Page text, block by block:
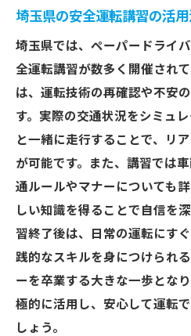
ペーパードライバー
め方
初心者向けのドライ
混雑を避けた練習方
安全に練習できる駐
ー卒業ガイド
ペーパードライバー
テップガイド
埼玉県での実践的な
卒業後の運転スキル
埼玉県の安全運転講習の活
埼玉県では、ペーパードライ
全運転講習が数多く開催され
は、運転技術の再確認や不安
す。実際の交通状況をシミュ
と一緒に走行することで、リ
が可能です。また、講習では
通ルールやマナーについても
しい知識を得ることで自信を
習終了後は、日常の運転にす
践的なスキルを身につけられ
ーを卒業する大きな一歩とな
極的に活用し、安心して運転
しょう。